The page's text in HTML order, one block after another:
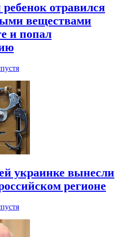
отравился
веществами
и попал
украинке вынесли
регионе